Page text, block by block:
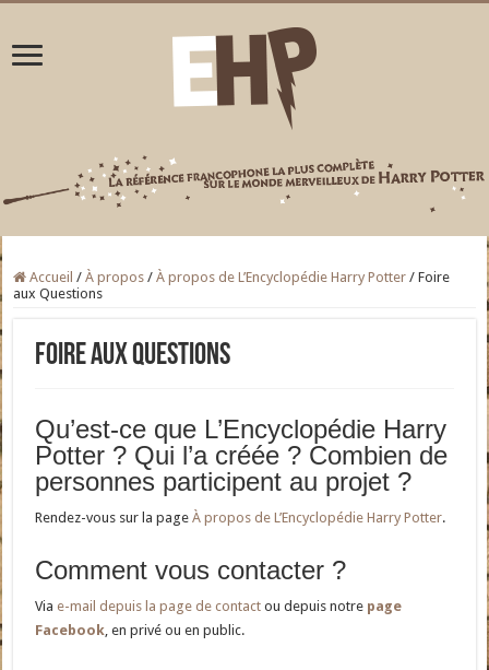
Accueil / À propos / À propos de L’Encyclopédie Harry Potter / Foire
aux Questions
Foire aux Questions
Qu’est-ce que L’Encyclopédie Harry
Potter ? Qui l’a créée ? Combien de
personnes participent au projet ?
Rendez-vous sur la pageÀ propos de L’Encyclopédie Harry Potter.
Comment vous contacter ?
Via e-mail depuis la page de contact ou depuis notre page
Facebook, en privé ou en public.